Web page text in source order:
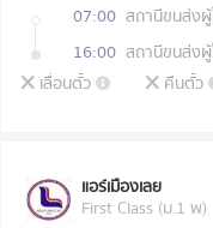
07:00 สถานีขนส่งผู้
16:00 สถานีขนส่ง
เลื่อนตั๋ว
คืนตั๋ว
แอร์เมืองเลย
First Class (ม.1 พ)